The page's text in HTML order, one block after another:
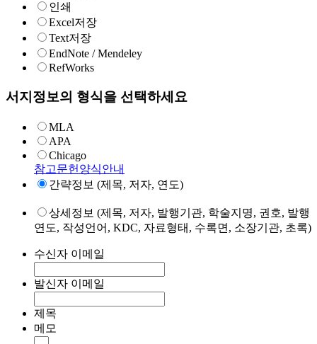
인쇄
Excel저장
Text저장
EndNote / Mendeley
RefWorks
서지정보의 형식을 선택하세요
MLA
APA
Chicago
참고문헌양식안내
간략정보 (제목, 저자, 연도)
상세정보 (제목, 저자, 발행기관, 학술지명, 권호, 발행
연도, 작성언어, KDC, 자료형태, 수록면, 소장기관, 초록)
수신자 이메일
발신자 이메일
제목
메모